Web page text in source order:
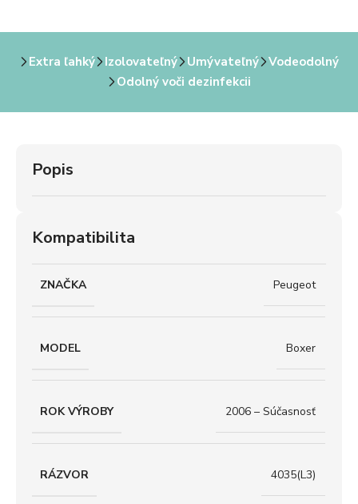
Extra ľahký Izolovateľný Umývateľný
Vodeodolný
Odolný voči dezinfekcii
Popis
Kompatibilita
ZNAČKA Peugeot
MODEL Boxer
ROK VÝROBY 2006 – Súčasnosť
RÁZVOR 4035(L3)